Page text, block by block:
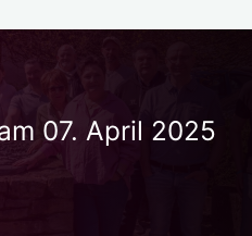
07. April 2025